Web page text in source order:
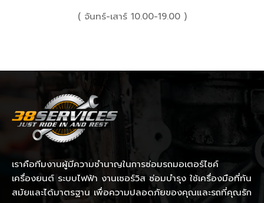
( จันทร์-เสาร์ 10.00-19.00 )
เราคือทีมงานผู้มีความชำนาญในการซ่อมรถมอเตอร์ไซค์
เครื่องยนต์ ระบบไฟฟ้า งานเซอร์วิส ซ่อมบำรุง ใช้เครื่องมือที่ทัน
สมัยและได้มาตรฐาน เพื่อความปลอดภัยของคุณและรถที่คุณรัก